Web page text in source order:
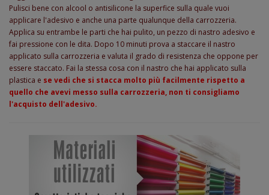
Pulisci bene con alcool o antisilicone la superfice sulla quale vuoi
applicare l'adesivo e anche una parte qualunque della carrozzeria.
Applica su entrambe le parti che hai pulito, un pezzo di nastro adesivo e
fai pressione con le dita. Dopo 10 minuti prova a staccare il nastro
applicato sulla carrozzeria e valuta il grado di resistenza che oppone per
essere staccato. Fai la stessa cosa con il nastro che hai applicato sulla
plastica e se vedi che si stacca molto più facilmente rispetto a
quello che avevi messo sulla carrozzeria, non ti consigliamo
l'acquisto dell'adesivo.